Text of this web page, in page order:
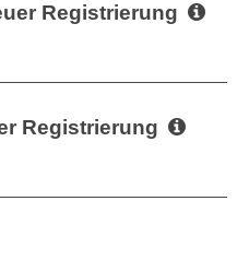
Registrierung
Registrierung